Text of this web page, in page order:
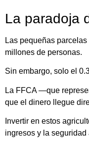
La paradoja
Las pequeñas
millones de personas.
Sin embargo, solo el
La FFCA —que
que el dinero llegue
Invertir en estos
ingresos y la seguridad